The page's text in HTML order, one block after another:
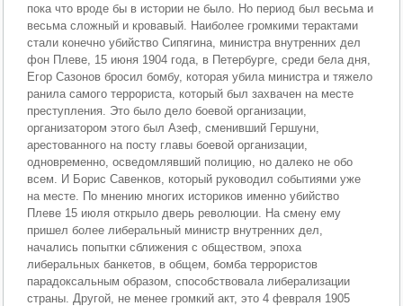
пока что вроде бы в истории не было. Но период был весьма и
весьма сложный и кровавый. Наиболее громкими терактами
стали конечно убийство Сипягина, министра внутренних дел
фон Плеве, 15 июня 1904 года, в Петербурге, среди бела дня,
Егор Сазонов бросил бомбу, которая убила министра и тяжело
ранила самого террориста, который был захвачен на месте
преступления. Это было дело боевой организации,
организатором этого был Азеф, сменивший Гершуни,
арестованного на посту главы боевой организации,
одновременно, осведомлявший полицию, но далеко не обо
всем. И Борис Савенков, который руководил событиями уже
на месте. По мнению многих историков именно убийство
Плеве 15 июля открыло дверь революции. На смену ему
пришел более либеральный министр внутренних дел,
начались попытки сближения с обществом, эпоха
либеральных банкетов, в общем, бомба террористов
парадоксальным образом, способствовала либерализации
страны. Другой, не менее громкий акт, это 4 февраля 1905